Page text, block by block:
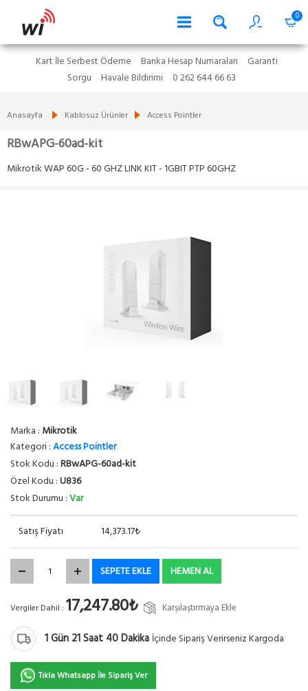
0
Kart İle Serbest Ödeme Banka Hesap Numaraları
Garanti
Sorgu
Havale Bildirimi 0 262 644 66 63
Anasayfa Kablosuz Ürünler Access Pointler
RBwAPG-60ad-kit
Mikrotik WAP 60G - 60 GHZ LINK KIT - 1GBIT PTP 60GHZ
Marka : Mikrotik
Kategori :Access Pointler
Stok Kodu :RBwAPG-60ad-kit
Özel Kodu :U836
Stok Durumu :Var
Satış Fiyatı 14,373.17₺
SEPETE EKLE HEMEN AL
Vergiler Dahil : 17,247.80₺ Karşılaştırmaya Ekle
1Gün 21Saat 40Dakika İçinde Sipariş Verirseniz Kargoda
Tıkla Whatsapp İle Sipariş Ver